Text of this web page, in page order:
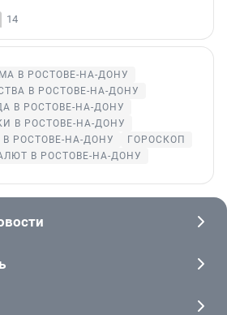
14
В РОСТОВЕ-НА-ДОНУ
В РОСТОВЕ-НА-ДОНУ
В РОСТОВЕ-НА-ДОНУ
В РОСТОВЕ-НА-ДОНУ
РОСТОВЕ-НА-ДОНУ
ГОРОСКОП
В РОСТОВЕ-НА-ДОНУ